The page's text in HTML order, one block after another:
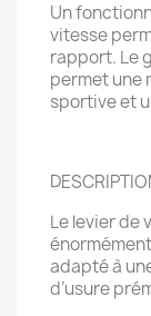
Un
vitesse
rapport. Le
permet une
sportive et
Le levier de
adapté à
d’usure